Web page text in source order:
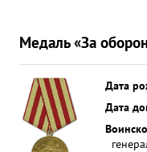
Медаль «За
Дата
Дата